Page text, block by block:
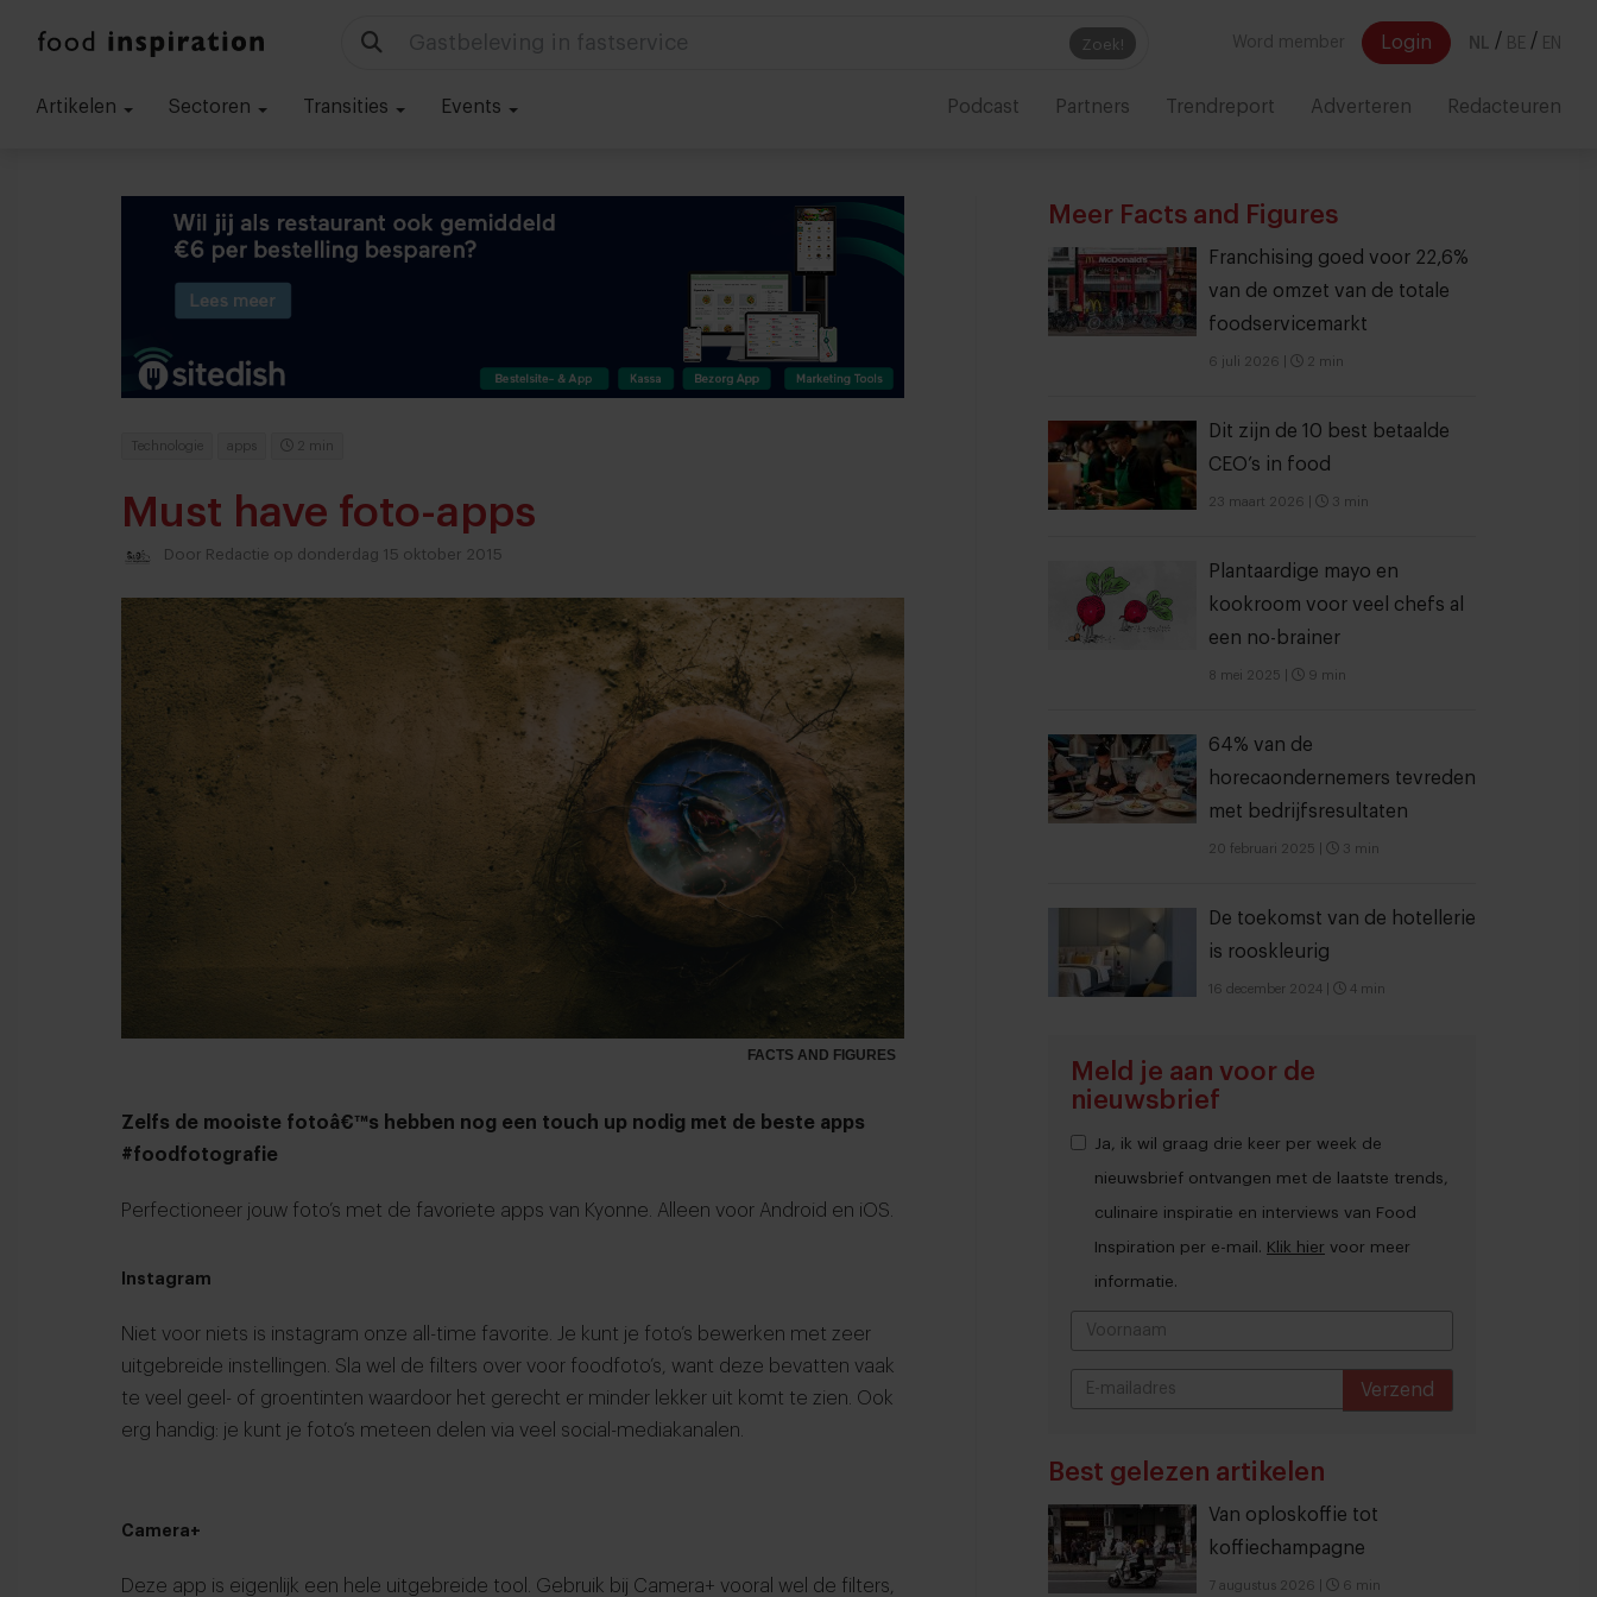
Zoek!
Technologie in foodservice Word member Login NL / BE / EN
Artikelen Sectoren Transities Events Podcast Partners Trendreport Adverteren Redacteuren
Technologie apps 2 min
Must have foto-apps
Door Redactie op donderdag 15 oktober 2015
FACTS AND FIGURES
Zelfs de mooiste fotoâ€™s hebben nog een touch up nodig met de beste apps
#foodfotografie
Perfectioneer jouw foto’s met de favoriete apps van Kyonne . Alleen voor Android en iOS.
Instagram
Niet voor niets is instagram onze all-time favorite. Je kunt je foto’s bewerken met zeer
uitgebreide instellingen. Sla wel de filters over voor foodfoto’s, want deze bevatten vaak
te veel geel- of groentinten waardoor het gerecht er minder lekker uit komt te zien. Ook
erg handig: je kunt je foto’s meteen delen via veel social-mediakanalen.
Camera+
Deze app is eigenlijk een hele uitgebreide tool. Gebruik bij Camera+ vooral wel de filters,
Meer Facts and Figures
Franchising goed voor 22,6%
van de omzet van de totale
foodservicemarkt
6 juli 2026 2 min
Dit zijn de 10 best betaalde
CEO’s in food
23 maart 2026 3 min
Plantaardige mayo en
kookroom voor veel chefs al
een no-brainer
8 mei 2025 9 min
64% van de
horecaondernemers tevreden
met bedrijfsresultaten
20 februari 2025 3 min
De toekomst van de hotellerie
is rooskleurig
16 december 2024 4 min
Meld je aan voor de
nieuwsbrief
Ja, ik wil graag drie keer per week de
nieuwsbrief ontvangen met de laatste trends,
culinaire inspiratie en interviews van Food
Inspiration per e-mail. Klik hier voor meer
informatie.
Verzend
Best gelezen artikelen
Van oploskoffie tot
koffiechampagne
7 augustus 2026 6 min